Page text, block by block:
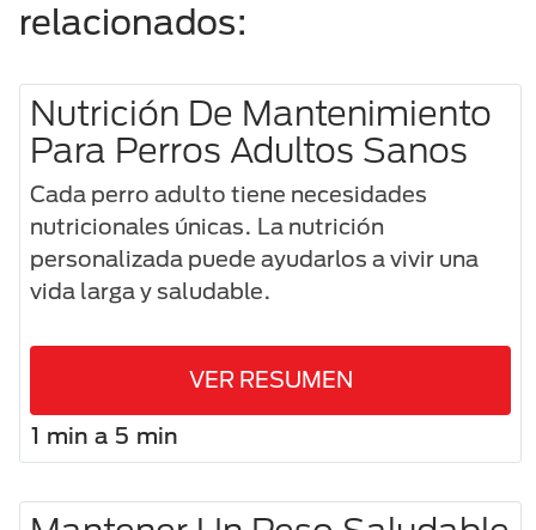
relacionados:
Nutrición De Mantenimiento
Para Perros Adultos Sanos
Cada perro adulto tiene necesidades
nutricionales únicas. La nutrición
personalizada puede ayudarlos a vivir una
vida larga y saludable.
VER RESUMEN
1 min a 5 min